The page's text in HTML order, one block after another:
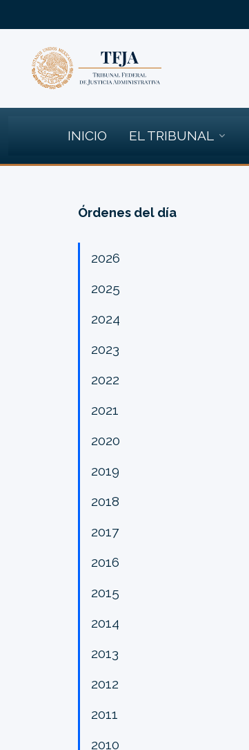
INICIO EL TRIBUNAL
Órdenes del día
2026
2025
2024
2023
2022
2021
2020
2019
2018
2017
2016
2015
2014
2013
2012
2011
2010